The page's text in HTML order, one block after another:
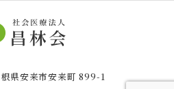
県安来市安来町 899-1